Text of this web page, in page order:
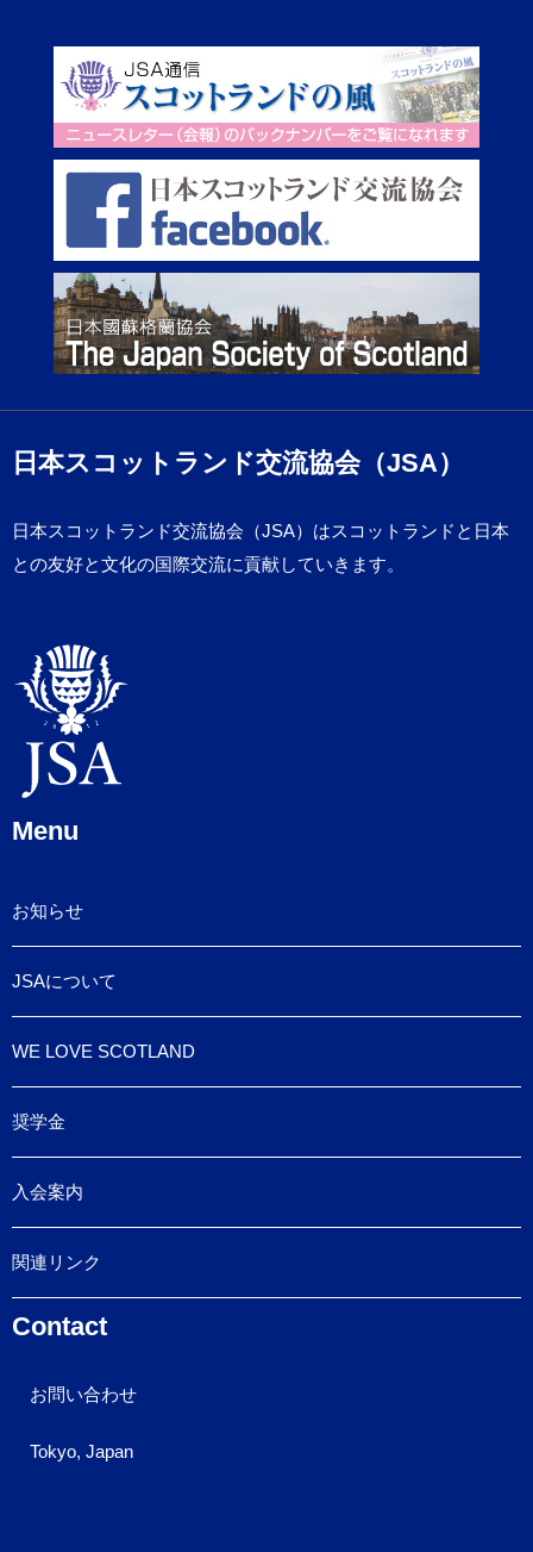
日本スコットランド交流協会（JSA）
日本スコットランド交流協会（JSA）はスコットランドと日本
との友好と文化の国際交流に貢献していきます。
Menu
お知らせ
JSAについて
WE LOVE SCOTLAND
奨学金
入会案内
関連リンク
Contact
お問い合わせ
Tokyo, Japan